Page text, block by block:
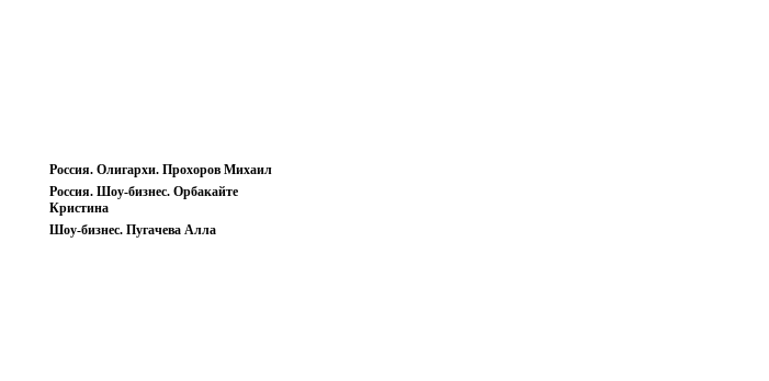
Россия. Олигархи. Прохоров Михаил
Россия. Шоу-бизнес. Орбакайте
Кристина
Шоу-бизнес. Пугачева Алла